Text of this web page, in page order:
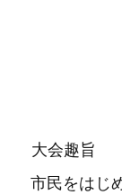
​大会趣旨
市民をはじ